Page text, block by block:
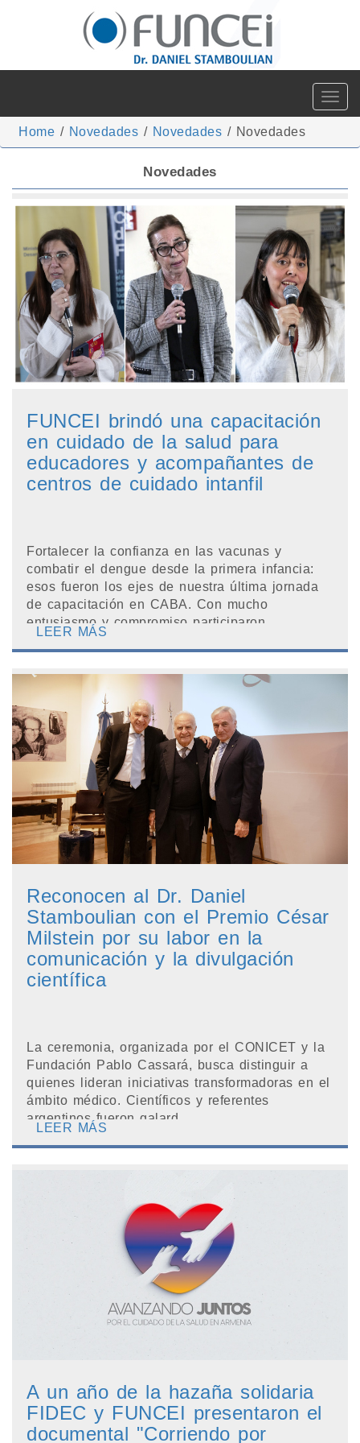
Toggle
Home / Novedades / Novedades / Novedades
Novedades
FUNCEI brindó una capacitación
en cuidado de la salud para
educadores y acompañantes de
centros de cuidado intanfil
Fortalecer la confianza en las vacunas y
combatir el dengue desde la primera infancia:
esos fueron los ejes de nuestra última jornada
de capacitación en CABA. Con mucho
entusiasmo y compromiso participaron
coordinadores, ope...
LEER MÁS
Reconocen al Dr. Daniel
Stamboulian con el Premio César
Milstein por su labor en la
comunicación y la divulgación
científica
La ceremonia, organizada por el CONICET y la
Fundación Pablo Cassará, busca distinguir a
quienes lideran iniciativas transformadoras en el
ámbito médico. Científicos y referentes
argentinos fueron galard...
LEER MÁS
A un año de la hazaña solidaria
FIDEC y FUNCEI presentaron el
documental "Corriendo por